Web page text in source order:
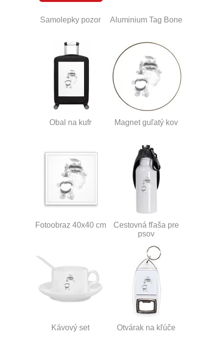
Samolepky pozor Aluminium Tag Bone
Obal na kufr Magnet guľatý kov
Fotoobraz 40x40 cm
Cestovná fľaša pre
psov
Kávový set Otvárak na kľúče